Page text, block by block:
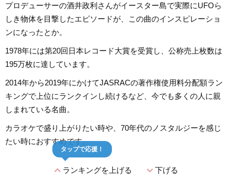
プロデューサーの酒井政利さんがイースター島で実際にUFOら
しき物体を目撃したエピソードが、この曲のインスピレーショ
ンになったとか。
1978年には第20回日本レコード大賞を受賞し、公称売上枚数は
195万枚に達しています。
2014年から2019年にかけてJASRACの著作権使用料分配額ラン
キングで上位にランクインし続けるなど、今でも多くの人に親
しまれている名曲。
カラオケで盛り上がりたい時や、70年代のノスタルジーを感じ
たい時におすすめです。
expand_lessランキングを上げる
タップで応援！
expand_more下げる